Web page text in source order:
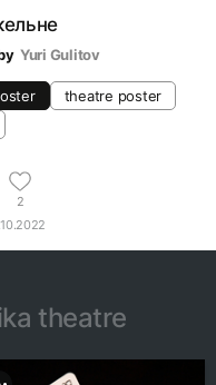
Yuri Gulitov
theatre poster
2
theatre